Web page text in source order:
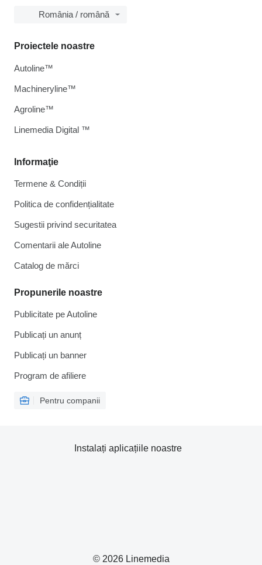
România / română
Informaţie
Termene & Condiții
Politica de confidențialitate
Sugestii privind securitatea
Comentarii ale Autoline
Catalog de mărcі
Propunerile noastre
Publicitate pe Autoline
Publicați un anunț
Publicați un banner
Program de afiliere
Pentru companii
Proiectele noastre
Autoline™
Machineryline™
Agroline™
Linemedia Digital ™
© 2026 Linemedia
Instalați aplicațiile noastre